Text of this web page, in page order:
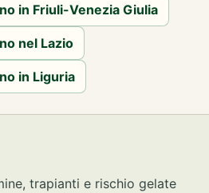
in Friuli-Venezia Giulia
nel Lazio
in Liguria
trapianti e rischio gelate